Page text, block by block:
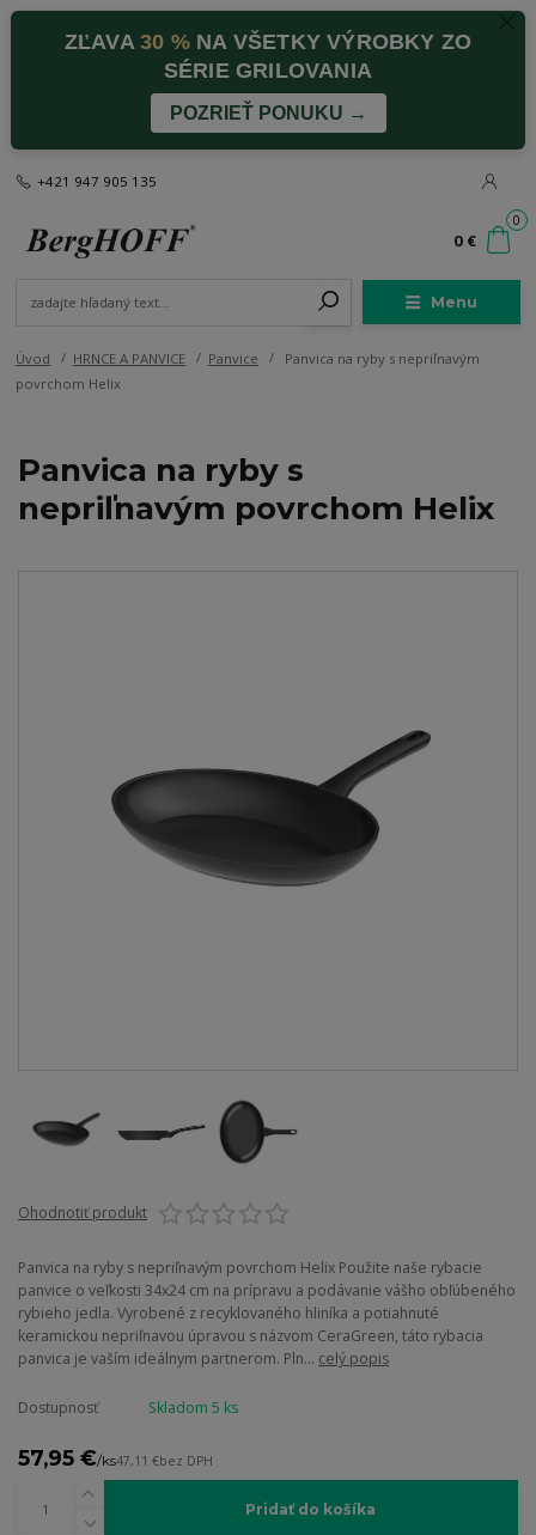
ZĽAVA30 %NA VŠETKY VÝROBKY ZO
SÉRIE GRILOVANIA
POZRIEŤ PONUKU →
Menu
+421 947 905 135
0
0 €
Úvod HRNCE A PANVICE Panvice
Panvica na ryby s nepriľnavým
povrchom Helix
Panvica na ryby s
nepriľnavým povrchom Helix
Ohodnotiť produkt
Panvica na ryby s nepriľnavým povrchom Helix Použite naše rybacie
panvice o veľkosti 34x24 cm na prípravu a podávanie vášho obľúbeného
rybieho jedla. Vyrobené z recyklovaného hliníka a potiahnuté
keramickou nepriľnavou úpravou s názvom CeraGreen, táto rybacia
panvica je vaším ideálnym partnerom. Pln... celý popis
Dostupnosť Skladom 5 ks
57,95 €/ks47,11 €bez DPH
Pridať do košíka